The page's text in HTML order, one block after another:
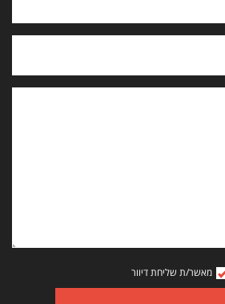
מאשר/ת שליחת דיוור